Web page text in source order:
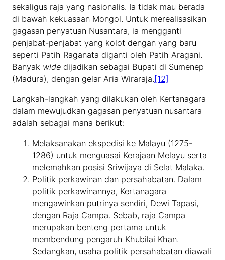
sekaligus raja yang nasionalis. Ia tidak mau berada
di bawah kekuasaan Mongol. Untuk merealisasikan
gagasan penyatuan Nusantara, ia mengganti
penjabat-penjabat yang kolot dengan yang baru
seperti Patih Raganata diganti oleh Patih Aragani.
Banyak wide dijadikan sebagai Bupati di Sumenep
(Madura), dengan gelar Aria Wiraraja.[12]
Langkah-langkah yang dilakukan oleh Kertanagara
dalam mewujudkan gagasan penyatuan nusantara
adalah sebagai mana berikut:
Melaksanakan ekspedisi ke Malayu (1275-
1286) untuk menguasai Kerajaan Melayu serta
melemahkan posisi Sriwijaya di Selat Malaka.
Politik perkawinan dan persahabatan. Dalam
politik perkawinannya, Kertanagara
mengawinkan putrinya sendiri, Dewi Tapasi,
dengan Raja Campa. Sebab, raja Campa
merupakan benteng pertama untuk
membendung pengaruh Khubilai Khan.
Sedangkan, usaha politik persahabatan diawali